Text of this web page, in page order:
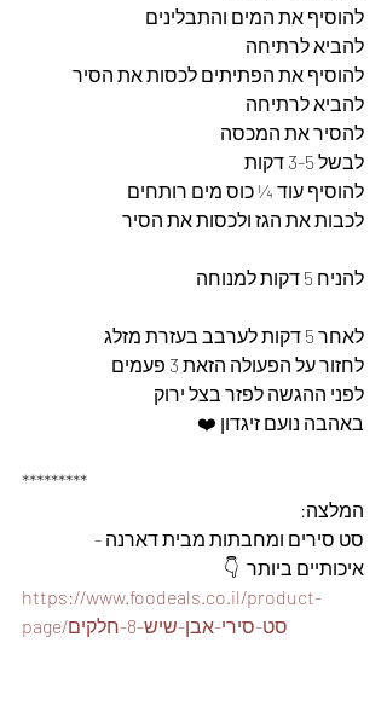
להוסיף את המים והתבלינים
להביא לרתיחה
להוסיף את הפתיתים לכסות את הסיר
להביא לרתיחה
להסיר את המכסה
לבשל 3-5 דקות
להוסיף עוד ¼ כוס מים רותחים
לכבות את הגז ולכסות את הסיר
להניח 5 דקות למנוחה
לאחר 5 דקות לערבב בעזרת מזלג
לחזור על הפעולה הזאת 3 פעמים
לפני ההגשה לפזר בצל ירוק
באהבה נועם זיגדון ❤️
*********
המלצה:
סט סירים ומחבתות מבית דארנה -
איכותיים ביותר  👇
https://www.foodeals.co.il/product-
page/סט-סירי-אבן-שיש-8-חלקים